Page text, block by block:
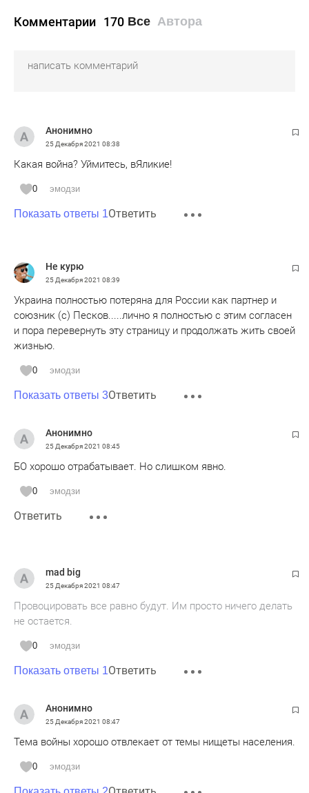
Комментарии 170 Все Автора
Анонимно
25 Декабря 2021 08:38
Какая война? Уймитесь, вЯликие!
0 эмодзи
Показать ответы 1Ответить
Не курю
25 Декабря 2021 08:39
Украина полностью потеряна для России как партнер и
союзник (c) Песков.....лично я полностью с этим согласен
и пора перевернуть эту страницу и продолжать жить своей
жизнью.
0 эмодзи
Показать ответы 3Ответить
Анонимно
25 Декабря 2021 08:45
БО хорошо отрабатывает. Но слишком явно.
0 эмодзи
Ответить
mad big
25 Декабря 2021 08:47
Провоцировать все равно будут. Им просто ничего делать
не остается.
0 эмодзи
Показать ответы 1Ответить
Анонимно
25 Декабря 2021 08:47
Тема войны хорошо отвлекает от темы нищеты населения.
0 эмодзи